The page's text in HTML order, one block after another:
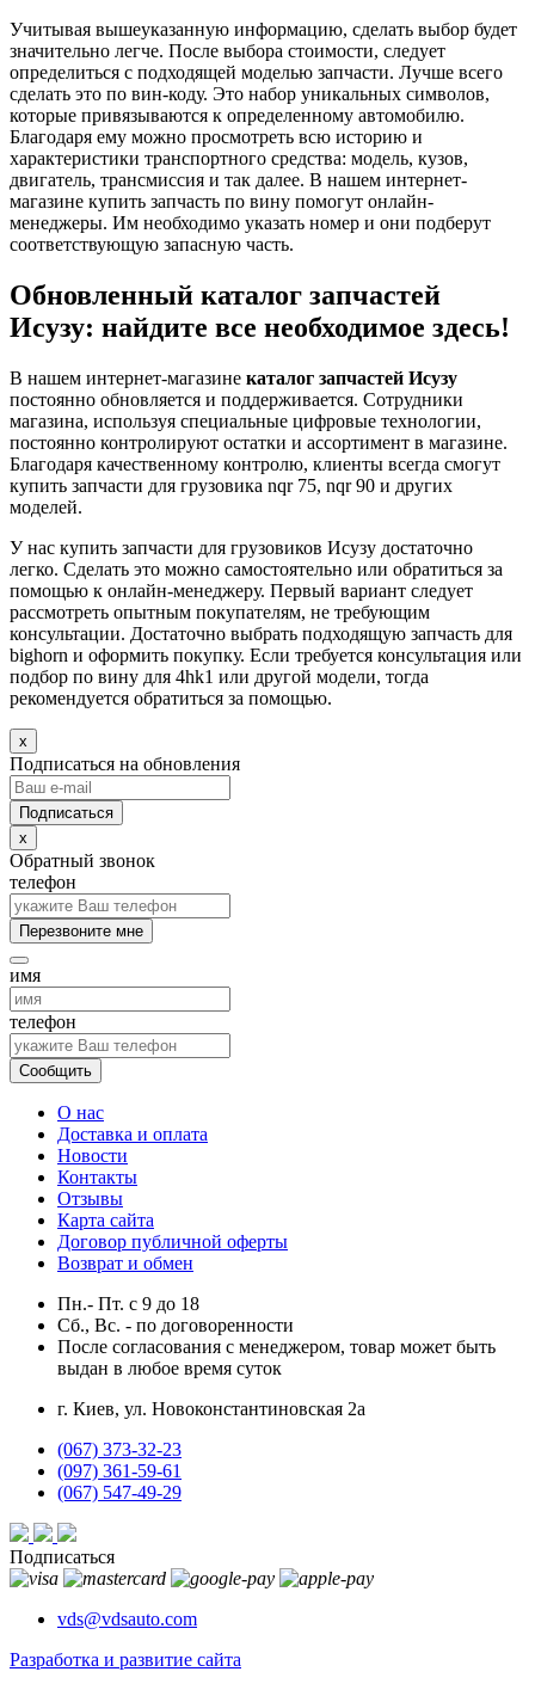
Учитывая вышеуказанную информацию, сделать выбор будет
значительно легче. После выбора стоимости, следует
определиться с подходящей моделью запчасти. Лучше всего
сделать это по вин-коду. Это набор уникальных символов,
которые привязываются к определенному автомобилю.
Благодаря ему можно просмотреть всю историю и
характеристики транспортного средства: модель, кузов,
двигатель, трансмиссия и так далее. В нашем интернет-
магазине купить запчасть по вину помогут онлайн-
менеджеры. Им необходимо указать номер и они подберут
соответствующую запасную часть.
Обновленный каталог запчастей
Исузу: найдите все необходимое здесь!
В нашем интернет-магазине каталог запчастей Исузу
постоянно обновляется и поддерживается. Сотрудники
магазина, используя специальные цифровые технологии,
постоянно контролируют остатки и ассортимент в магазине.
Благодаря качественному контролю, клиенты всегда смогут
купить запчасти для грузовика nqr 75, nqr 90 и других
моделей.
У нас купить запчасти для грузовиков Исузу достаточно
легко. Сделать это можно самостоятельно или обратиться за
помощью к онлайн-менеджеру. Первый вариант следует
рассмотреть опытным покупателям, не требующим
консультации. Достаточно выбрать подходящую запчасть для
bighorn и оформить покупку. Если требуется консультация или
подбор по вину для 4hk1 или другой модели, тогда
рекомендуется обратиться за помощью.
x
Подписаться на обновления
x
Обратный звонок
телефон
Перезвоните мне
имя
телефон
Сообщить
О нас
Доставка и оплата
Новости
Контакты
Отзывы
Карта сайта
Договор публичной оферты
Возврат и обмен
Пн.- Пт. с 9 до 18
Сб., Вс. - по договоренности
После согласования с менеджером, товар может быть
выдан в любое время суток
г. Киев, ул. Новоконстантиновская 2а
(067) 373-32-23
(097) 361-59-61
(067) 547-49-29
Подписаться
vds@vdsauto.com
Разработка и развитие сайта